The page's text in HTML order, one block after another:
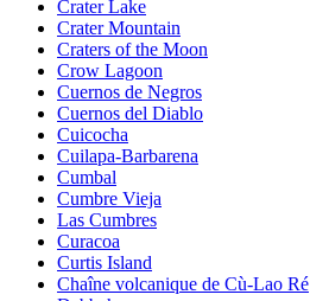
Crater Lake
Crater Mountain
Craters of the Moon
Crow Lagoon
Cuernos de Negros
Cuernos del Diablo
Cuicocha
Cuilapa-Barbarena
Cumbal
Cumbre Vieja
Las Cumbres
Curacoa
Curtis Island
Chaîne volcanique de Cù-Lao Ré